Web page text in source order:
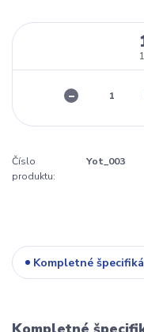
Číslo
produktu:
Yot_003
Kompletné